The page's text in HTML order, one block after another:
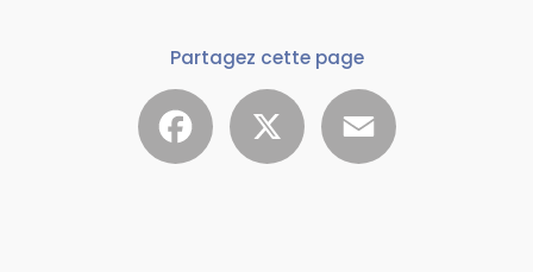
Partagez cette page
Facebook